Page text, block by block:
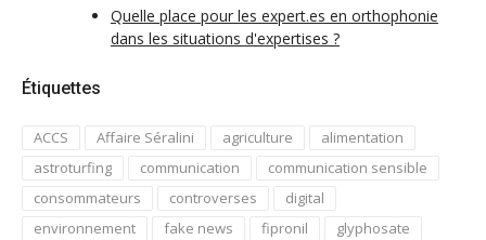
Quelle place pour les expert.es en orthophonie
dans les situations d'expertises ?
Étiquettes
ACCS Affaire Séralini agriculture
alimentation
astroturfing
communication
communication sensible
consommateurs
controverses
digital
environnement
fake news fipronil
glyphosate